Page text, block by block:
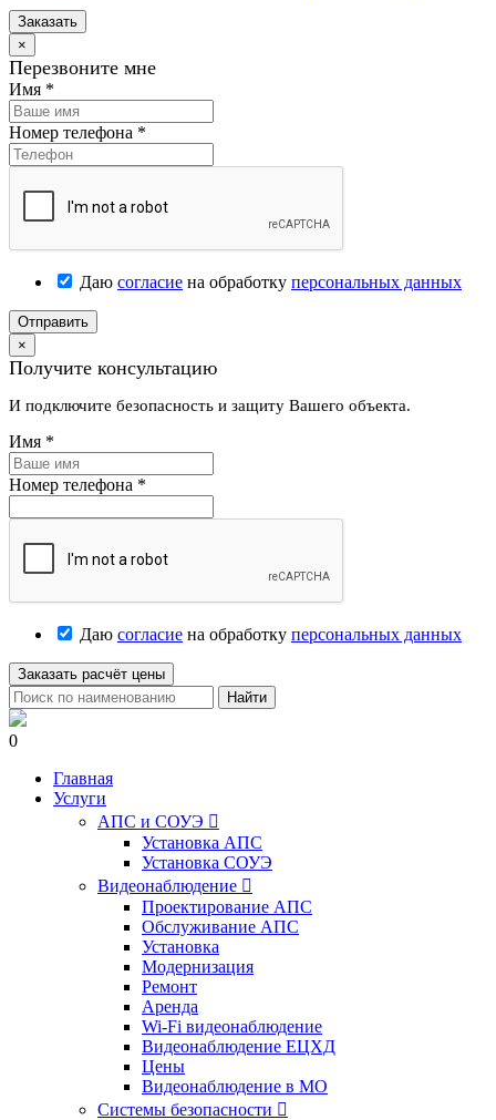
Заказать
×
Перезвоните мне
Имя *
Номер телефона *
Даю согласие на обработку персональных данных
Отправить
×
Получите консультацию
И подключите безопасность и защиту Вашего объекта.
Имя *
Номер телефона *
Даю согласие на обработку персональных данных
Заказать расчёт цены
Найти
0
Главная
Услуги
АПС и СОУЭ 
Установка АПС
Установка СОУЭ
Видеонаблюдение 
Проектирование АПС
Обслуживание АПС
Установка
Модернизация
Ремонт
Аренда
Wi-Fi видеонаблюдение
Видеонаблюдение ЕЦХД
Цены
Видеонаблюдение в МО
Системы безопасности 